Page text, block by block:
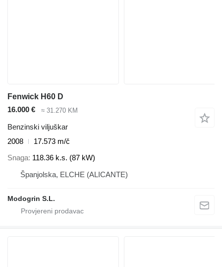
Fenwick H60 D
16.000 €
≈ 31.270 KM
Benzinski viljuškar
2008
17.573 m/č
Snaga 118.36 k.s. (87 kW)
Španjolska, ELCHE (ALICANTE)
Modogrin S.L.